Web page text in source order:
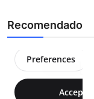
Recomendado